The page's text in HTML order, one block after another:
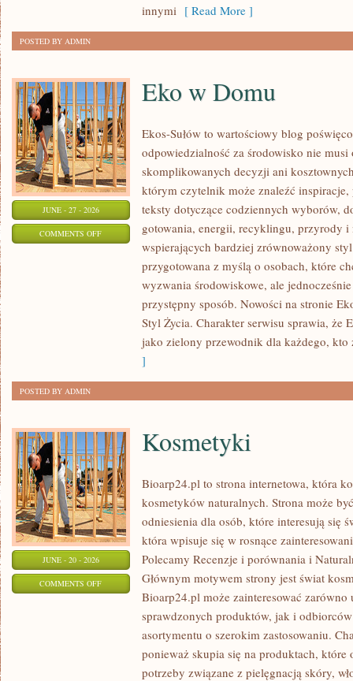
innymi [ Read More ]
POSTED BY ADMIN
JUNE - 27 - 2026
COMMENTS OFFON
Eko w Domu
Ekos-Sułów to wartościowy blog
odpowiedzialność za środowisko nie
skomplikowanych decyzji ani
którym czytelnik może znaleźć inspiracje,
teksty dotyczące codziennych wyborów,
gotowania, energii, recyklingu, przyrody i
wspierających bardziej zrównoważony styl
przygotowana z myślą o osobach, które
wyzwania środowiskowe, ale
przystępny sposób. Nowości na stronie
Styl Życia. Charakter serwisu sprawia, że
jako zielony przewodnik dla każdego, kto
]
POSTED BY ADMIN
JUNE - 20 - 2026
COMMENTS OFFON
KOSMETYKI
Kosmetyki
Bioarp24.pl to strona internetowa, która
kosmetyków naturalnych. Strona może
odniesienia dla osób, które interesują się
która wpisuje się w rosnące
Polecamy Recenzje i porównania i
Głównym motywem strony jest świat
Bioarp24.pl może zainteresować
sprawdzonych produktów, jak i
asortymentu o szerokim zastosowaniu.
ponieważ skupia się na produktach, które
potrzeby związane z pielęgnacją skóry,